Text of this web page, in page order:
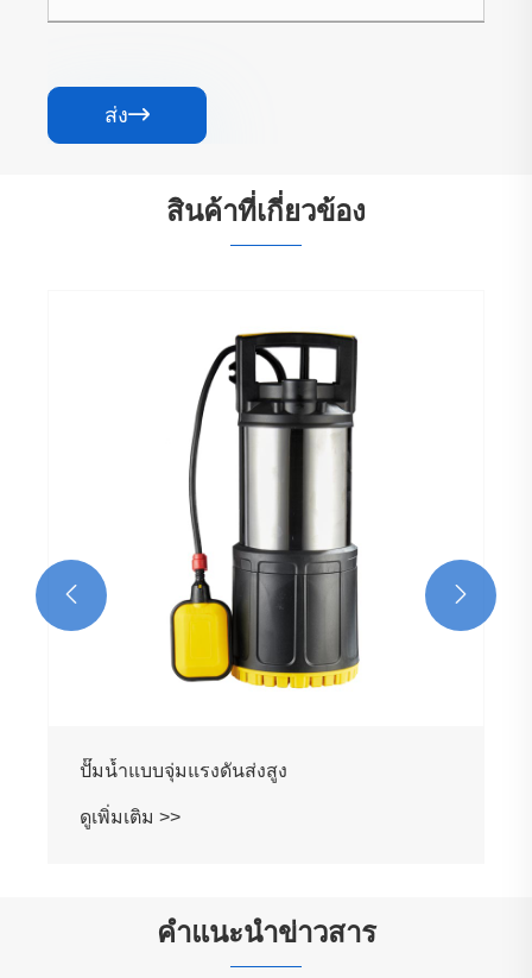
ส่ง
สินค้าที่เกี่ยวข้อง
ปั๊มน้ำแบบจุ่มแรงดันส่งสูง
ดูเพิ่มเติม >>
 
คำแนะนำข่าวสาร